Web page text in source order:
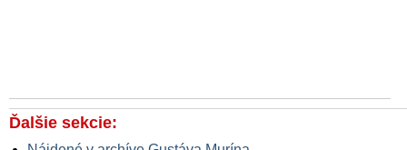
Ďalšie sekcie: